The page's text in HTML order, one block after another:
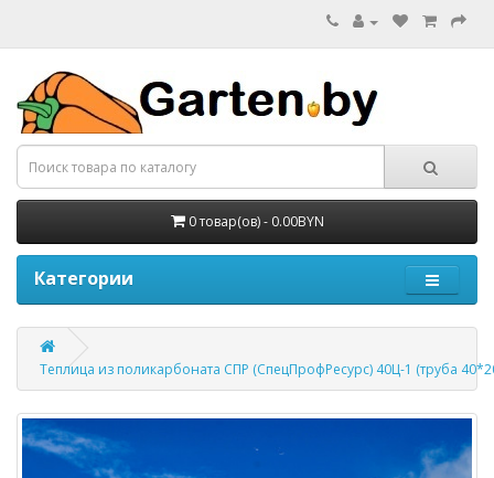
0 товар(ов) - 0.00BYN
Категории
Теплица из поликарбоната СПР (СпецПрофРесурс) 40Ц-1 (труба